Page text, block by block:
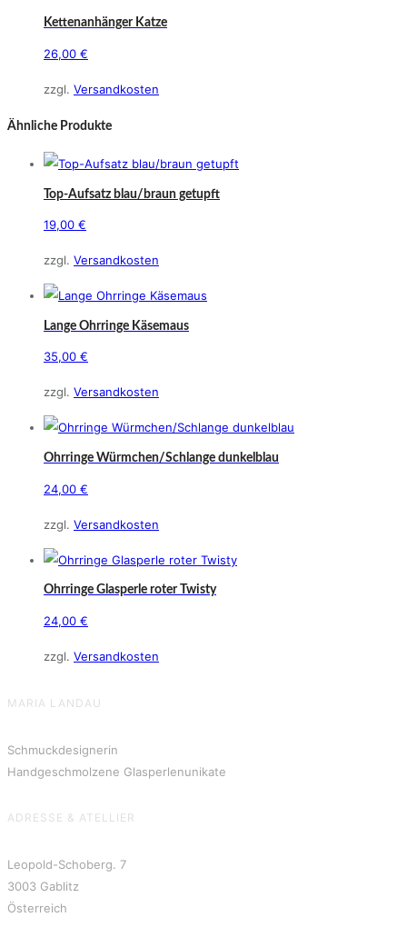
mehrere
auf.
Die
können
auf
Produktseite
gewählt
Kettenanhänger Katze
26,00 €
Produkt
weist
Varianten
auf.
Die
können
auf
Produktseite
gewählt
zzgl. Versandkosten
Ähnliche Produkte
Top-Aufsatz blau/braun getupft
19,00 €
zzgl. Versandkosten
Lange Ohrringe Käsemaus
35,00 €
zzgl. Versandkosten
Ohrringe Würmchen/Schlange dunkelblau
24,00 €
zzgl. Versandkosten
Ohrringe Glasperle roter Twisty
24,00 €
zzgl. Versandkosten
MARIA LANDAU
Schmuckdesignerin
Handgeschmolzene Glasperlenunikate
ADRESSE & ATELLIER
Leopold-Schoberg. 7
3003 Gablitz
Österreich